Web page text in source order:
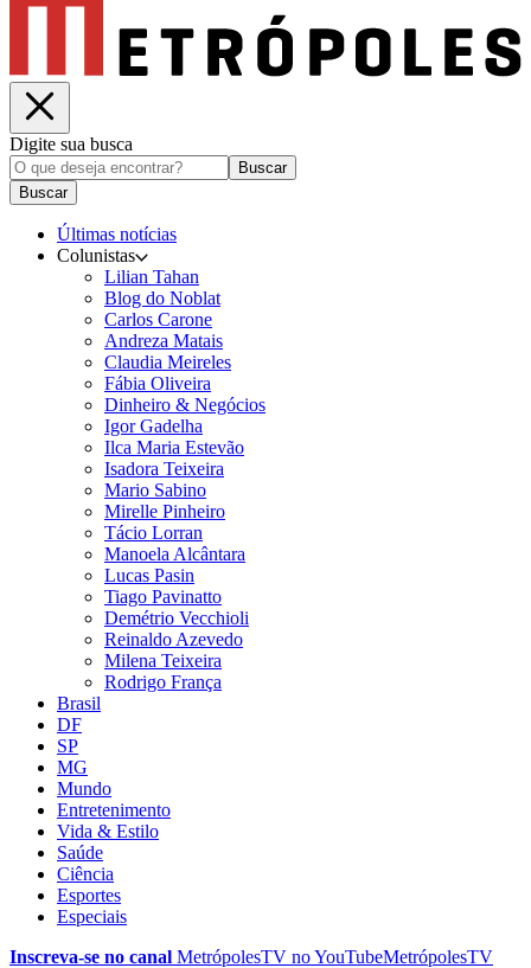
Digite sua busca
Buscar
Buscar
Últimas notícias
Colunistas
Lilian Tahan
Blog do Noblat
Carlos Carone
Andreza Matais
Claudia Meireles
Fábia Oliveira
Dinheiro & Negócios
Igor Gadelha
Ilca Maria Estevão
Isadora Teixeira
Mario Sabino
Mirelle Pinheiro
Tácio Lorran
Manoela Alcântara
Lucas Pasin
Tiago Pavinatto
Demétrio Vecchioli
Reinaldo Azevedo
Milena Teixeira
Rodrigo França
Brasil
DF
SP
MG
Mundo
Entretenimento
Vida & Estilo
Saúde
Ciência
Esportes
Especiais
Inscreva-se no canal MetrópolesTV noYouTubeMetrópolesTV